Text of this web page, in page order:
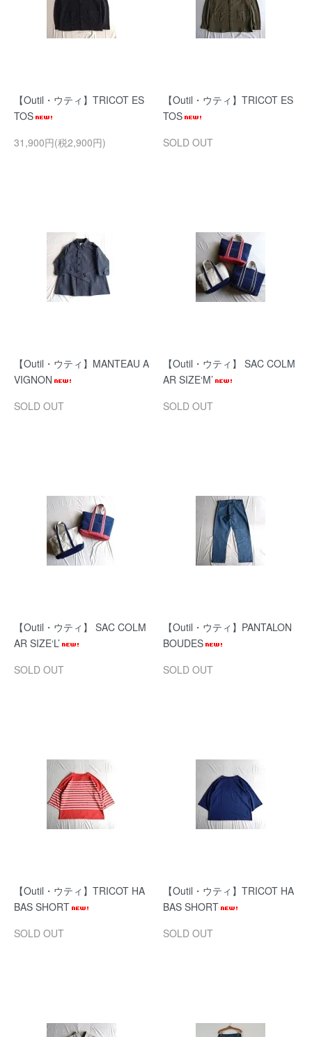
【Outil・ウティ】TRICOT ES
TOS
31,900円(税2,900円)
【Outil・ウティ】TRICOT ES
TOS
SOLD OUT
【Outil・ウティ】MANTEAU A
VIGNON
SOLD OUT
【Outil・ウティ】 SAC COLM
AR SIZE‘M’
SOLD OUT
【Outil・ウティ】 SAC COLM
AR SIZE‘L’
SOLD OUT
【Outil・ウティ】PANTALON
BOUDES
SOLD OUT
【Outil・ウティ】TRICOT HA
BAS SHORT
SOLD OUT
【Outil・ウティ】TRICOT HA
BAS SHORT
SOLD OUT